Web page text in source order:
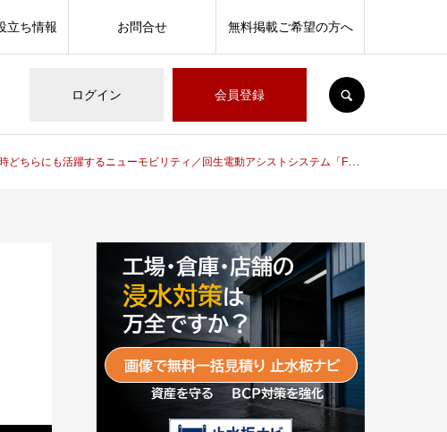
ログイン 会員登録
立ち情報 お問合せ 無料掲載ご希望の方へ
も活躍するニューモビリティ／回生電動アシストシステム「FEREMO™」太陽誘電株式会社